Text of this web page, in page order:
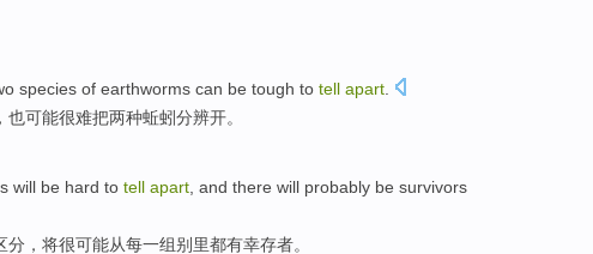
species of earthworms can be tough to tell apart
，也可能很难把两种蚯蚓分辨开。
will be hard to tell apart, and there will probably be survivors
分 ，将很可能从每一组别里都有幸存者。